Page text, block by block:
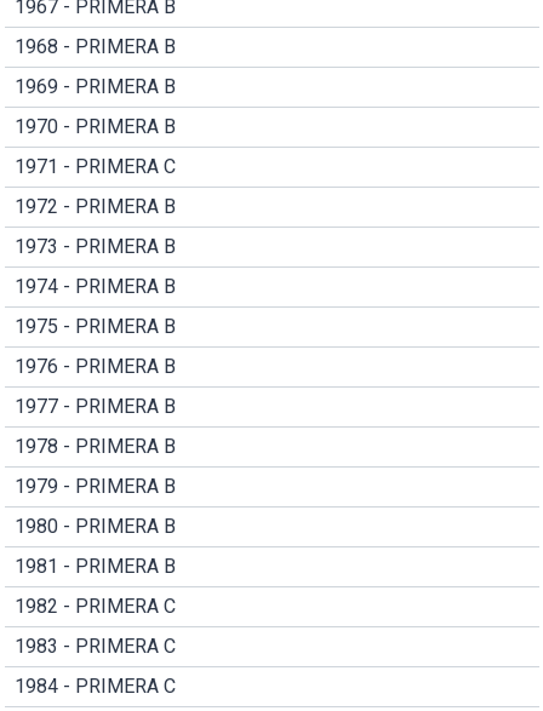
1967 - PRIMERA B
1968 - PRIMERA B
1969 - PRIMERA B
1970 - PRIMERA B
1971 - PRIMERA C
1972 - PRIMERA B
1973 - PRIMERA B
1974 - PRIMERA B
1975 - PRIMERA B
1976 - PRIMERA B
1977 - PRIMERA B
1978 - PRIMERA B
1979 - PRIMERA B
1980 - PRIMERA B
1981 - PRIMERA B
1982 - PRIMERA C
1983 - PRIMERA C
1984 - PRIMERA C